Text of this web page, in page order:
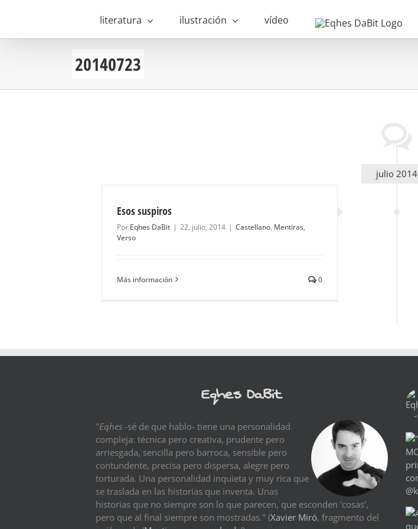
literatura ilustración vídeo
20140723
julio 2014
Esos suspiros
Por Eqhes DaBit | 22, julio, 2014 | Castellano, Mentiras,
Verso
Más información 0
Eqhes DaBit
"Eqhes -sé de que hablo- tiene una personalidad
compleja: técnica pero creativa, prudente pero
arriesgada, sencilla pero barroca, sensible pero
contundente, precisa pero dispersa, alegre pero
torturada. Una personalidad inquieta y muy rica que
se traslada en las historias que inventa. Unas
historias que no siempre son lo que parecen, que esconden 'cosas',
pero que al final siempre son mostradas." (Xavier Miró, fragmento del